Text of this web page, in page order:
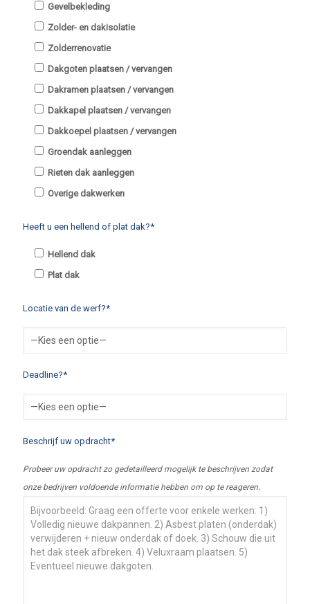
Gevelbekleding
Zolder- en dakisolatie
Zolderrenovatie
Dakgoten plaatsen / vervangen
Dakramen plaatsen / vervangen
Dakkapel plaatsen / vervangen
Dakkoepel plaatsen / vervangen
Groendak aanleggen
Rieten dak aanleggen
Overige dakwerken
Heeft u een hellend of plat dak?*
Hellend dak
Plat dak
Locatie van de werf?*
Deadline?*
Beschrijf uw opdracht*
Probeer uw opdracht zo gedetailleerd mogelijk te beschrijven zodat
onze bedrijven voldoende informatie hebben om op te reageren.